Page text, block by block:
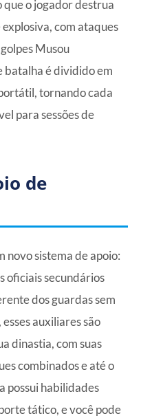
o jogador destrua
com ataques
Musou
batalha é dividido em
tornando cada
para sessões de
de
novo sistema de apoio:
oficiais secundários
dos guardas sem
auxiliares são
dinastia, com suas
combinados e até o
possui habilidades
tático, e você pode